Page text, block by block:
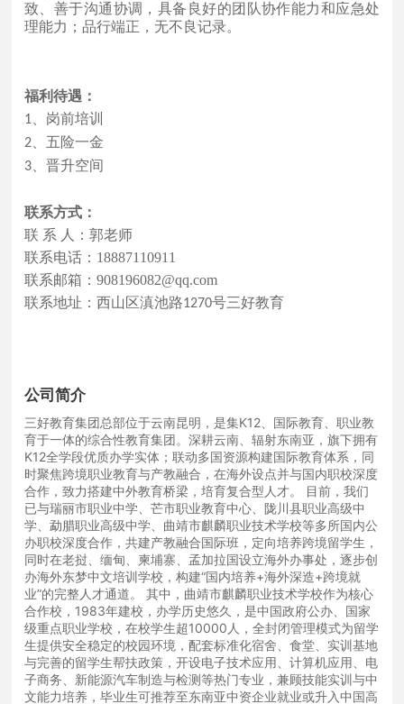
致、善于沟通协调，具备良好的团队协作能力和应急处
理能力；品行端正，无不良记录。
福利待遇：
1 、岗前培训
2、五险一金
3、晋升空间
联系方式：
联 系 人： 郭老师
联系电话： 18887110911
联系邮箱： 908196082@qq.com
联系地址：西山区滇池路1270号三好教育
公司简介
三好教育集团总部位于云南昆明，是集K12、国际教育、职业教
育于一体的综合性教育集团。深耕云南、辐射东南亚，旗下拥有
K12全学段优质办学实体；联动多国资源构建国际教育体系，同
时聚焦跨境职业教育与产教融合，在海外设点并与国内职校深度
合作，致力搭建中外教育桥梁，培育复合型人才。 目前，我们
已与瑞丽市职业中学、芒市职业教育中心、陇川县职业高级中
学、勐腊职业高级中学、曲靖市麒麟职业技术学校等多所国内公
办职校深度合作，共建产教融合国际班，定向培养跨境留学生，
同时在老挝、缅甸、柬埔寨、孟加拉国设立海外办事处，逐步创
办海外东梦中文培训学校，构建“国内培养+海外深造+跨境就
业”的完整人才通道。 其中，曲靖市麒麟职业技术学校作为核心
合作校，1983年建校，办学历史悠久，是中国政府公办、国家
级重点职业学校，在校学生超10000人，全封闭管理模式为留学
生提供安全稳定的校园环境，配套标准化宿舍、食堂、实训基地
与完善的留学生帮扶政策，开设电子技术应用、计算机应用、电
子商务、新能源汽车制造与检测等热门专业，兼顾技能实训与中
文能力培养，毕业生可推荐至东南亚中资企业就业或升入中国高